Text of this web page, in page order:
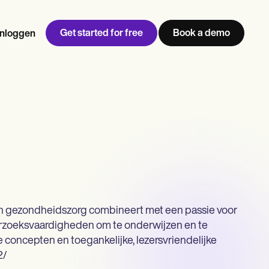
Inloggen Get started for free Book a demo
Bekijk de volledige workflow
gezondheidszorg combineert met een passie voor
om te onderwijzen en te
en toegankelijke, lezersvriendelijke